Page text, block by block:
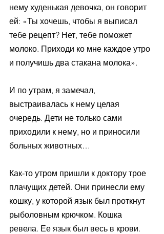
нему худенькая девочка, он говорит
ей: «Ты хочешь, чтобы я выписал
тебе рецепт? Нет, тебе поможет
молоко. Приходи ко мне каждое утро
и получишь два стакана молока».
И по утрам, я замечал,
выстраивалась к нему целая
очередь. Дети не только сами
приходили к нему, но и приносили
больных животных…
Как-то утром пришли к доктору трое
плачущих детей. Они принесли ему
кошку, у которой язык был проткнут
рыболовным крючком. Кошка
ревела. Ее язык был весь в крови.